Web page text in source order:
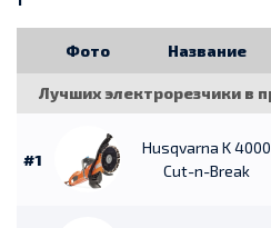
Фото Название
Лучших электрорезчики в
#1
Husqvarna K 4000
Cut-n-Break